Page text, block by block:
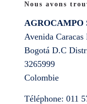
Nous avons
AGROCAMPO
Avenida Caracas
Bogotá D.C
3265999
Colombie
Téléphone: 011